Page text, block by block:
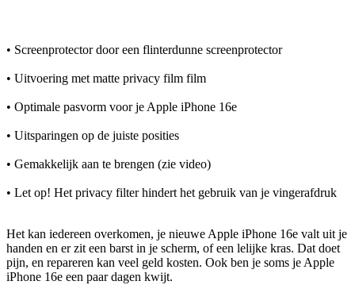
• Screenprotector door een flinterdunne screenprotector
• Uitvoering met matte privacy film film
• Optimale pasvorm voor je Apple iPhone 16e
• Uitsparingen op de juiste posities
• Gemakkelijk aan te brengen (zie video)
• Let op! Het privacy filter hindert het gebruik van je vingerafdruk
Het kan iedereen overkomen, je nieuwe Apple iPhone 16e valt uit je
handen en er zit een barst in je scherm, of een lelijke kras. Dat doet
pijn, en repareren kan veel geld kosten. Ook ben je soms je Apple
iPhone 16e een paar dagen kwijt.